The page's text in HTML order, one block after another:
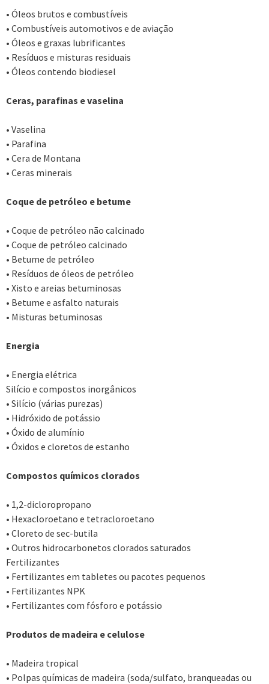
• Óleos brutos e combustíveis
• Combustíveis automotivos e de aviação
• Óleos e graxas lubrificantes
• Resíduos e misturas residuais
• Óleos contendo biodiesel
Ceras, parafinas e vaselina
• Vaselina
• Parafina
• Cera de Montana
• Ceras minerais
Coque de petróleo e betume
• Coque de petróleo não calcinado
• Coque de petróleo calcinado
• Betume de petróleo
• Resíduos de óleos de petróleo
• Xisto e areias betuminosas
• Betume e asfalto naturais
• Misturas betuminosas
Energia
• Energia elétrica
Silício e compostos inorgânicos
• Silício (várias purezas)
• Hidróxido de potássio
• Óxido de alumínio
• Óxidos e cloretos de estanho
Compostos químicos clorados
• 1,2-dicloropropano
• Hexacloroetano e tetracloroetano
• Cloreto de sec-butila
• Outros hidrocarbonetos clorados saturados
Fertilizantes
• Fertilizantes em tabletes ou pacotes pequenos
• Fertilizantes NPK
• Fertilizantes com fósforo e potássio
Produtos de madeira e celulose
• Madeira tropical
• Polpas químicas de madeira (soda/sulfato, branqueadas ou